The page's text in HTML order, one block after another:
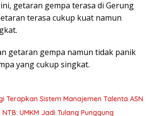
getaran gempa terasa di Gerung
terasa cukup kuat namun
getaran gempa namun tidak panik
yang cukup singkat.
Terapkan Sistem Manajemen Talenta ASN
UMKM Jadi Tulang Punggung